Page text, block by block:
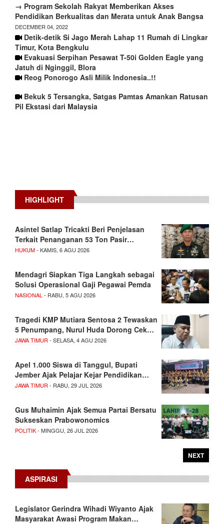
→ Program Sekolah Rakyat Memberikan Akses
Pendidikan Berkualitas dan Merata untuk Anak Bangsa
DECEMBER 04, 2022
Detik-detik Si Jago Merah Lahap 11 Rumah di Lingkar
Timur, Kota Bengkulu
Evakuasi Serpihan Pesawat T-50i Golden Eagle yang
Jatuh di Nginggil, Blora
Reog Ponorogo Asli Milik Indonesia..!!
Bekuk 5 Tersangka, Satgas Pamtas Amankan Ratusan
Pil Ekstasi dari Malaysia
HIGHLIGHT
Asintel Satlap Tricakti Beri Penjelasan
Terkait Penanganan 53 Ton Pasir…
HUKUM- KAMIS, 6 AGU 2026
Mendagri Siapkan Tiga Langkah sebagai
Solusi Operasional Gaji Pegawai Pemda
NASIONAL - RABU, 5 AGU 2026
Tragedi KMP Mutiara Sentosa 2 Tewaskan
5 Penumpang, Nurul Huda Dorong Cek…
JAWA TIMUR - SELASA, 4 AGU 2026
Apel 1.000 Siswa di Tanggul, Bupati
Jember Ajak Pelajar Kejar Pendidikan…
JAWA TIMUR - RABU, 29 JUL 2026
Gus Muhaimin Ajak Semua Partai Bersatu
Sukseskan Prabowonomics
POLITIK- MINGGU, 26 JUL 2026
NEXT
ASPIRASI
Legislator Gerindra Wihadi Wiyanto Ajak
Masyarakat Awasi Program Makan…